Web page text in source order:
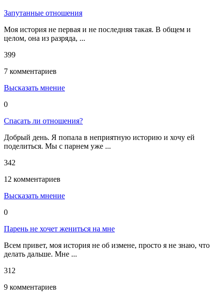
Запутанные отношения
Моя история не первая и не последняя такая. В общем и
целом, она из разряда, ...
399
7 комментариев
Высказать мнение
0
Спасать ли отношения?
Добрый день. Я попала в неприятную историю и хочу ей
поделиться. Мы с парнем уже ...
342
12 комментариев
Высказать мнение
0
Парень не хочет жениться на мне
Всем привет, моя история не об измене, просто я не знаю, что
делать дальше. Мне ...
312
9 комментариев